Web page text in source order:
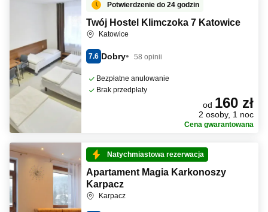
Potwierdzenie do 24 godzin
Twój Hostel Klimczoka 7 Katowice
Katowice
7.6 Dobry 58 opinii
Bezpłatne anulowanie
Brak przedpłaty
od 160 zł
2 osoby, 1 noc
Cena gwarantowana
Natychmiastowa rezerwacja
Apartament Magia Karkonoszy
Karpacz
Karpacz